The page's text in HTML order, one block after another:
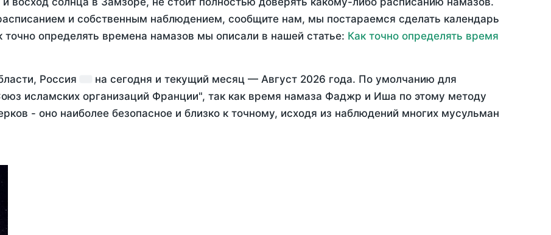
и собственным наблюдением, сообщите нам, мы постараемся сделать календарь
определять времена намазов мы описали в нашей статье: Как точно определять время
Россия на сегодня и текущий месяц — Август 2026 года. По умолчанию для
исламских организаций Франции", так как время намаза Фаджр и Иша по этому методу
- оно наиболее безопасное и близко к точному, исходя из наблюдений многих мусульман